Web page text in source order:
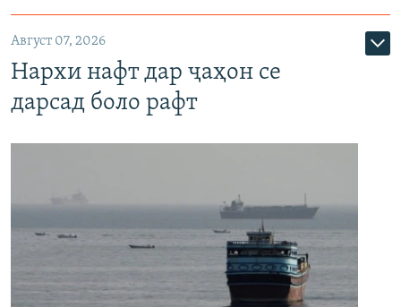
Август 07, 2026
Нархи нафт дар ҷаҳон се
дарсад боло рафт